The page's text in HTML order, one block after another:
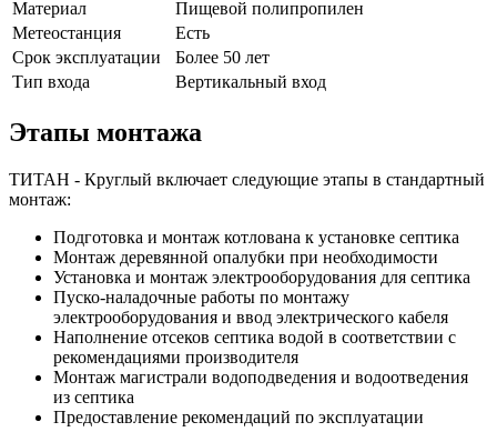
Материал
Пищевой полипропилен
Метеостанция
Есть
Срок эксплуатации
Более 50 лет
Тип входа
Вертикальный вход
Этапы монтажа
ТИТАН - Круглый включает следующие этапы в стандартный
монтаж:
Подготовка и монтаж котлована к установке септика
Монтаж деревянной опалубки при необходимости
Установка и монтаж электрооборудования для септика
Пуско-наладочные работы по монтажу
электрооборудования и ввод электрического кабеля
Наполнение отсеков септика водой в соответствии с
рекомендациями производителя
Монтаж магистрали водоподведения и водоотведения
из септика
Предоставление рекомендаций по эксплуатации